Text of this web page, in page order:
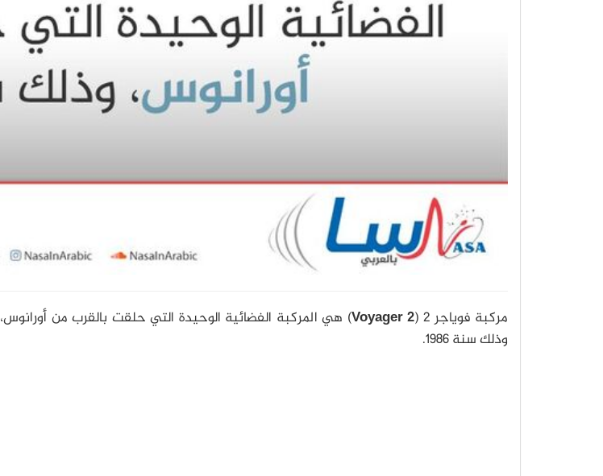
مركبة فوياجر 2 ( Voyager 2) هي المركبة الفضائية الوحيدة التي حلقت بالقرب من أورانوس،
وذلك سنة 1986.